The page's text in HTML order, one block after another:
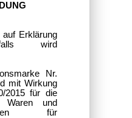
Erklärung
wird
Nr.
mit Wirkung
2015 für die
Waren und
für